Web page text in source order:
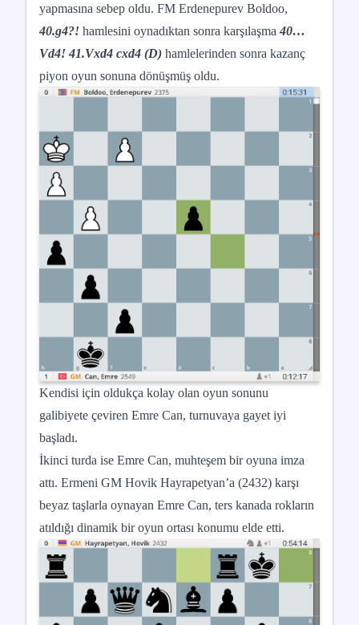
yapmasına sebep oldu. FM Erdenepurev Boldoo,
40.g4?! hamlesini oynadıktan sonra karşılaşma 40…
Vd4! 41.Vxd4 cxd4 (D) hamlelerinden sonra kazanç
piyon oyun sonuna dönüşmüş oldu.
Kendisi için oldukça kolay olan oyun sonunu
galibiyete çeviren Emre Can, turnuvaya gayet iyi
başladı.
İkinci turda ise Emre Can, muhteşem bir oyuna imza
attı. Ermeni GM Hovik Hayrapetyan’a (2432) karşı
beyaz taşlarla oynayan Emre Can, ters kanada rokların
atıldığı dinamik bir oyun ortası konumu elde etti.